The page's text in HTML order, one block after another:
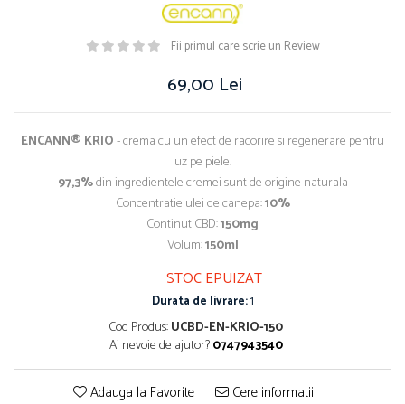
Fii primul care scrie un Review
69,00 Lei
ENCANN® KRIO- crema cu un efect de racorire si regenerare pentru
uz pe piele.
97,3%din ingredientele cremei sunt de origine naturala
Concentratie ulei de canepa:10%
Continut CBD:150mg
Volum:150ml
STOC EPUIZAT
Durata de livrare:1
Cod Produs:UCBD-EN-KRIO-150
Ai nevoie de ajutor?0747943540
Adauga la Favorite Cere informatii